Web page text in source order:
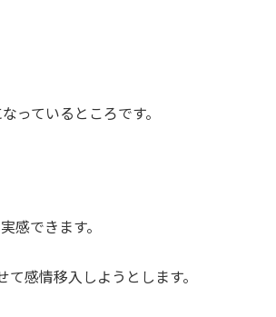
っているところです。
感できます。
感情移入しようとします。